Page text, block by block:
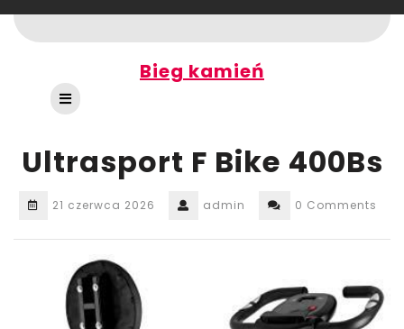
to
content
Bieg kamień
Open
Ultrasport F Bike 400Bs
21 czerwca 2026 admin 0 Comments